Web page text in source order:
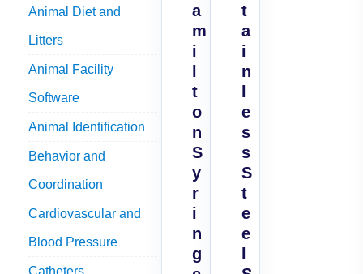
Animal Diet and
Litters
Animal Facility
Software
Animal Identification
Behavior and
Coordination
Cardiovascular and
Blood Pressure
Catheters
a
m
i
t
o
n
S
y
r
i
n
g
t
a
i
n
e
s
s
S
t
e
e